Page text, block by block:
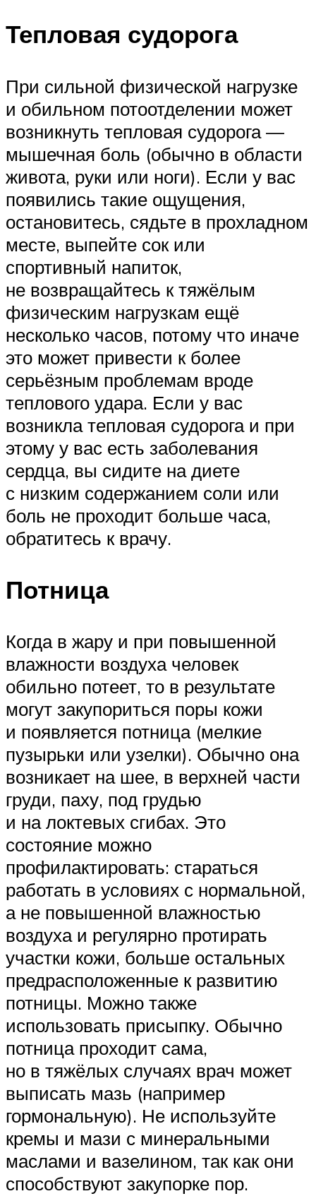
Тепловая судорога
При сильной физической нагрузке
и обильном потоотделении может
возникнуть тепловая судорога —
мышечная боль (обычно в области
живота, руки или ноги). Если у вас
появились такие ощущения,
остановитесь, сядьте в прохладном
месте, выпейте сок или
спортивный напиток,
не возвращайтесь к тяжёлым
физическим нагрузкам ещё
несколько часов, потому что иначе
это может привести к более
серьёзным проблемам вроде
теплового удара. Если у вас
возникла тепловая судорога и при
этому у вас есть заболевания
сердца, вы сидите на диете
с низким содержанием соли или
боль не проходит больше часа,
обратитесь к врачу.
Потница
Когда в жару и при повышенной
влажности воздуха человек
обильно потеет, то в результате
могут закупориться поры кожи
и появляется потница (мелкие
пузырьки или узелки). Обычно она
возникает на шее, в верхней части
груди, паху, под грудью
и на локтевых сгибах. Это
состояние можно
профилактировать: стараться
работать в условиях с нормальной,
а не повышенной влажностью
воздуха и регулярно протирать
участки кожи, больше остальных
предрасположенные к развитию
потницы. Можно также
использовать присыпку. Обычно
потница проходит сама,
но в тяжёлых случаях врач может
выписать мазь (например
гормональную). Не используйте
кремы и мази с минеральными
маслами и вазелином, так как они
способствуют закупорке пор.